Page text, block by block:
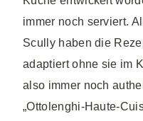
immer noch serviert.
Scully haben die
adaptiert ohne sie im
also immer noch
„Ottolenghi-Haute-